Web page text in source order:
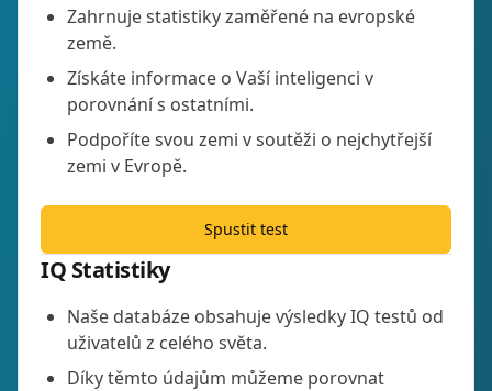
Zahrnuje statistiky zaměřené na evropské
země.
Získáte informace o Vaší inteligenci v
porovnání s ostatními.
Podpoříte svou zemi v soutěži o nejchytřejší
zemi v Evropě.
Spustit test
IQ Statistiky
Naše databáze obsahuje výsledky IQ testů od
uživatelů z celého světa.
Díky těmto údajům můžeme porovnat